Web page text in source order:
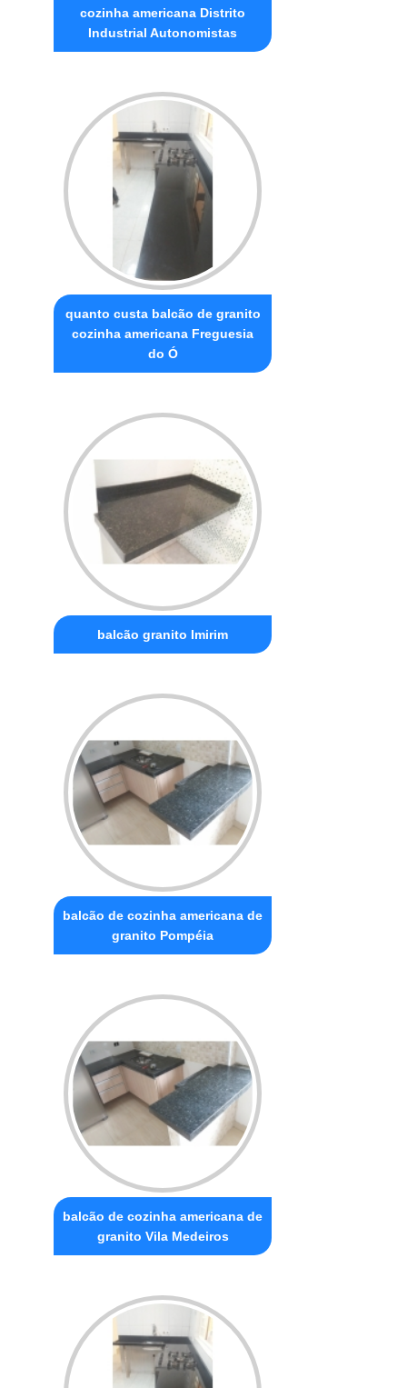
cozinha americana Distrito
Industrial Autonomistas
quanto custa balcão de granito
cozinha americana Freguesia
do Ó
balcão granito Imirim
balcão de cozinha americana de
granito Pompéia
balcão de cozinha americana de
granito Vila Medeiros